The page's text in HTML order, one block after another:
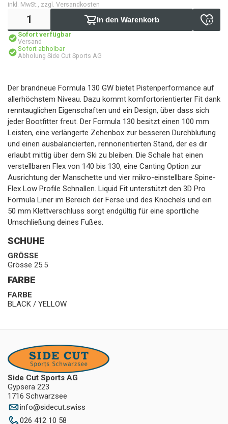
inkl. MwSt., zzgl. Versandkosten
In den Warenkorb
Sofort verfügbar
Versand
Sofort abholbar
Abholung Side Cut Sports AG
Der brandneue Formula 130 GW bietet Pistenperformance auf
allerhöchstem Niveau. Dazu kommt komfortorientierter Fit dank
renntauglichen Eigenschaften und ein Design, über dass sich
jeder Bootfitter freut. Der Formula 130 besitzt einen 100 mm
Leisten, eine verlängerte Zehenbox zur besseren Durchblutung
und einen ausbalancierten, rennorientierten Stand, der es dir
erlaubt mittig über dem Ski zu bleiben. Die Schale hat einen
verstellbaren Flex von 140 bis 130, eine Canting Option zur
Ausrichtung der Manschette und vier mikro-einstellbare Spine-
Flex Low Profile Schnallen. Liquid Fit unterstützt den 3D Pro
Formula Liner im Bereich der Ferse und des Knöchels und ein
50 mm Klettverschluss sorgt endgültig für eine sportliche
Umschließung deines Fußes.
SCHUHE
GRÖSSE
Grösse 25.5
FARBE
FARBE
BLACK / YELLOW
Side Cut Sports AG
Gypsera 223
1716 Schwarzsee
info@sidecut.swiss
026 412 10 58